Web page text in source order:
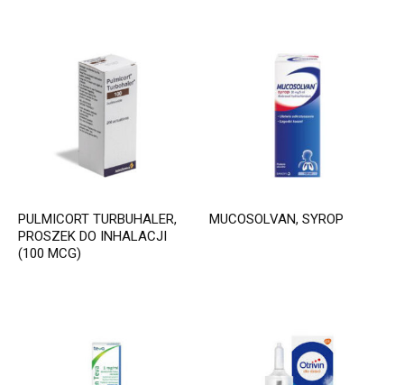
PULMICORT TURBUHALER,
PROSZEK DO INHALACJI
(100 MCG)
MUCOSOLVAN, SYROP